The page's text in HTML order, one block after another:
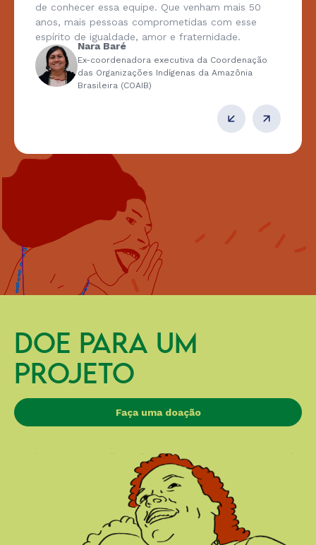
de conhecer essa equipe. Que venham mais 50
anos, mais pessoas comprometidas com esse
espírito de igualdade, amor e fraternidade.
Nara Baré
Ex-coordenadora executiva da Coordenação
das Organizações Indígenas da Amazônia
Brasileira (COAIB)
DOE PARA UM
PROJETO
Faça uma doação